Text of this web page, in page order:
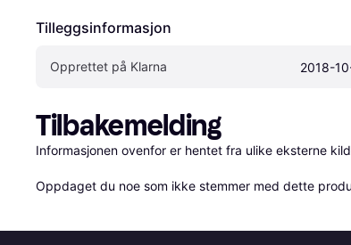
Tilleggsinformasjon
Opprettet på Klarna 2018-
Tilbakemelding
Informasjonen ovenfor er hentet fra ulike eksterne
Oppdaget du noe som ikke stemmer med dette